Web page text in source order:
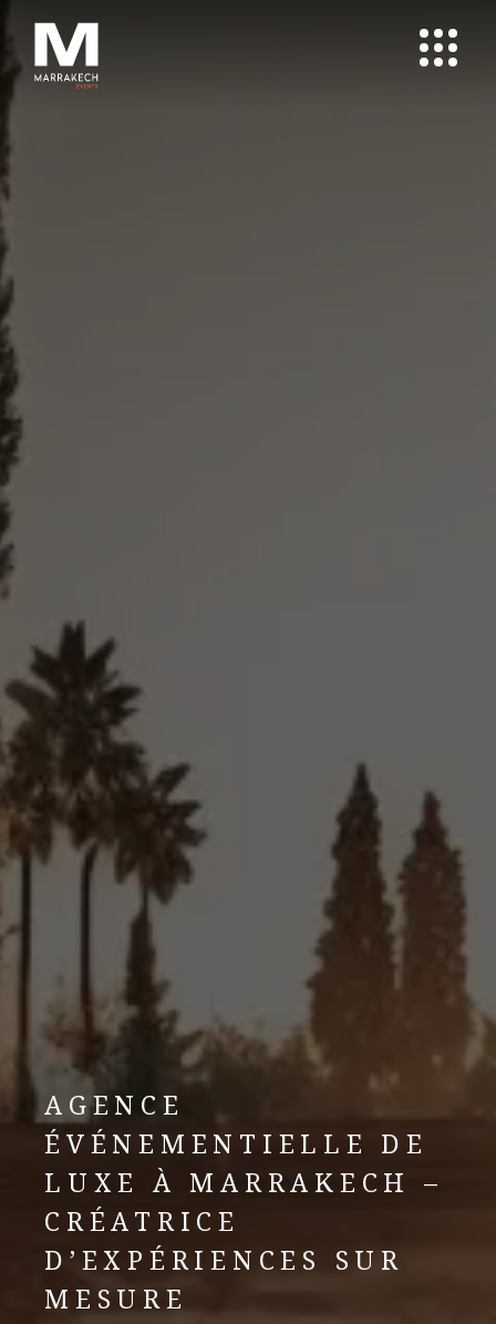
AGENCE
ÉVÉNEMENTIELLE DE
LUXE À MARRAKECH –
CRÉATRICE
D’EXPÉRIENCES SUR
MESURE